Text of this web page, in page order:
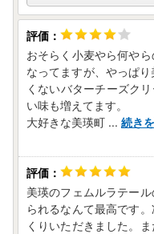
おそらく小麦やら何や
なってますが、やっぱ
くないバターチーズク
い味も増えてます。
大好きな美瑛町 ... 続き
美瑛のフェムルラテー
られるなんて最高です
くりいただきました。